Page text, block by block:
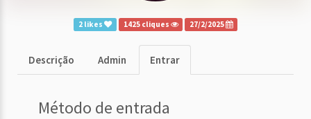
2 likes 1425 cliques 27/2/2025
Descrição Admin Entrar
Método de entrada